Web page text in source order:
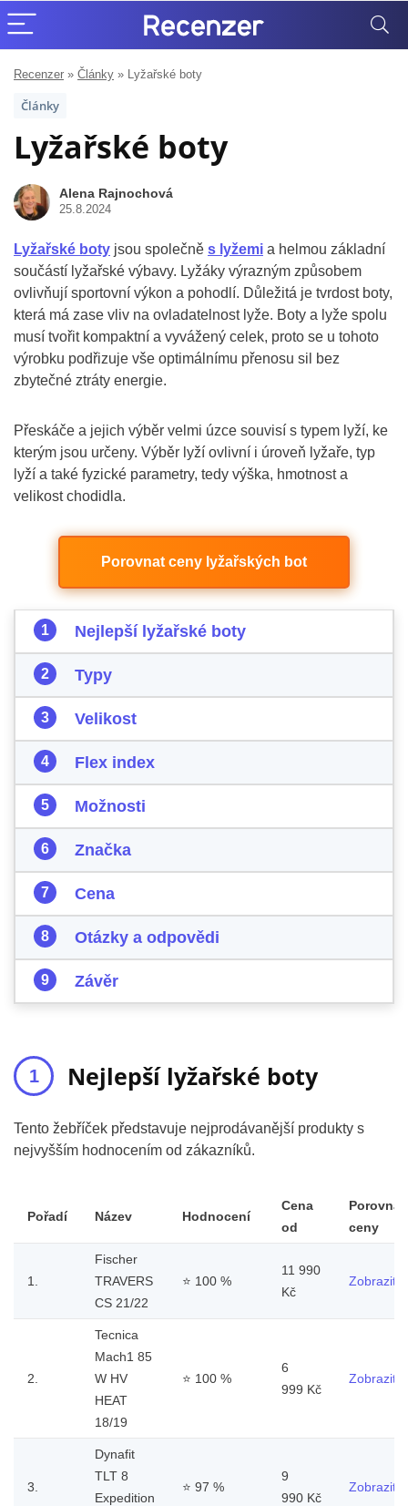
Recenzer » Články » Lyžařské boty
Články
Lyžařské boty
Alena Rajnochová
25.8.2024
Lyžařské boty jsou společně s lyžemi a helmou základní
součástí lyžařské výbavy. Lyžáky výrazným způsobem
ovlivňují sportovní výkon a pohodlí. Důležitá je tvrdost boty,
která má zase vliv na ovladatelnost lyže. Boty a lyže spolu
musí tvořit kompaktní a vyvážený celek, proto se u tohoto
výrobku podřizuje vše optimálnímu přenosu sil bez
zbytečné ztráty energie.
Přeskáče a jejich výběr velmi úzce souvisí s typem lyží, ke
kterým jsou určeny. Výběr lyží ovlivní i úroveň lyžaře, typ
lyží a také fyzické parametry, tedy výška, hmotnost a
velikost chodidla.
Porovnat ceny lyžařských bot
Nejlepší lyžařské boty
Typy
Velikost
Flex index
Možnosti
Značka
Cena
Otázky a odpovědi
Závěr
Nejlepší lyžařské boty
Tento žebříček představuje nejprodávanější produkty s
nejvyšším hodnocením od zákazníků.
Pořadí Název Hodnocení
Cena
od
Porovnat
ceny
1.
Fischer
TRAVERS
CS 21/22
⭐ 100 %
11 990
Kč
Zobrazit
2.
Tecnica
Mach1 85
W HV
HEAT
18/19
⭐ 100 %
6
999 Kč
Zobrazit
3.
Dynafit
TLT 8
Expedition
⭐ 97 %
9
990 Kč
Zobrazit